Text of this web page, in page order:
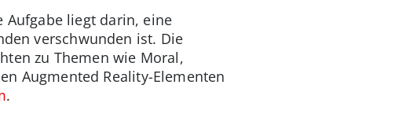
Aufgabe liegt darin, eine
verschwunden ist. Die
zu Themen wie Moral,
Augmented Reality-Elementen
.